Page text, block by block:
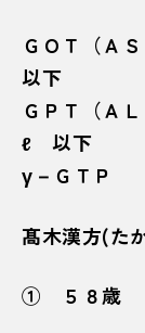
ＧＯＴ
以下
ＧＰＴ
ℓ 以下
γ－Ｇ
髙木漢方(た
① ５８